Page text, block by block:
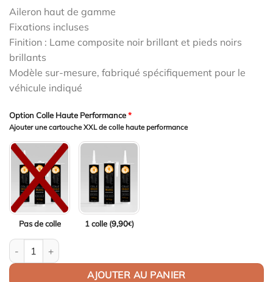
initial
était :
1498,00€.1453,06€.
Aileron haut de gamme
Fixations incluses
Finition : Lame composite noir brillant et pieds noirs
brillants
Modèle sur-mesure, fabriqué spécifiquement pour le
véhicule indiqué
Option Colle Haute Performance*
Ajouter une cartouche XXL de colle haute performance
Pas de colle 1 colle (9,90€)
quantité de Aileron Col de cygne V1 pour Infiniti Q60 / Q60S
AJOUTER AU PANIER